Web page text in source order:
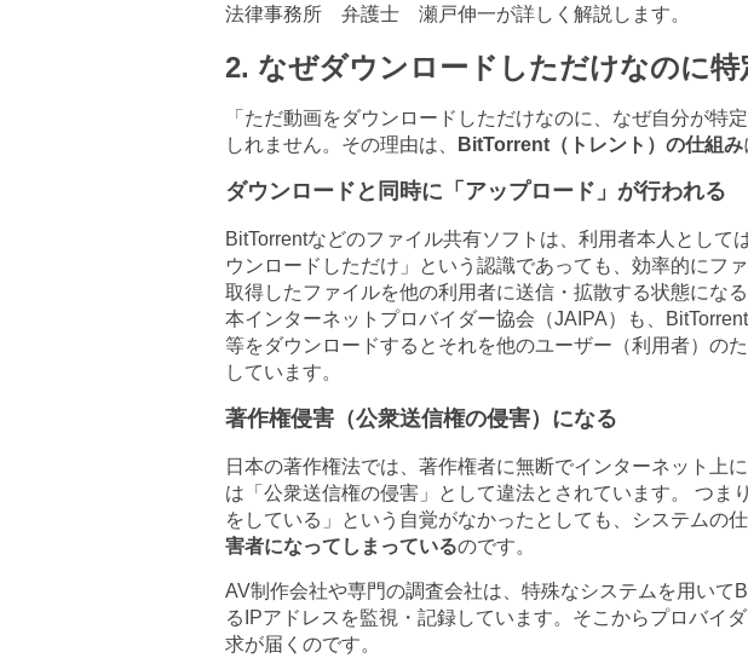
法律事務所 弁護士 瀬戸伸一が詳しく解説します。
2. なぜダウンロードしただけなのに特
「ただ動画をダウンロードしただけなのに、なぜ自分が特
しれません。その理由は、
BitTorrent （トレント）の仕組み
ダウンロードと同時に「アップロード」が行われる
BitTorrentなどのファイル共有ソフトは、利用者本人として
ウンロードしただけ」という認識であっても、効率的にフ
取得したファイルを他の利用者に送信・拡散する状態にな
本インターネットプロバイダー協会（JAIPA）も、 BitTorrent
等をダウンロードするとそれを他のユーザー（利用者）の
しています。
著作権侵害（公衆送信権の侵害）になる
日本の著作権法では、著作権者に無断でインターネット上
は「公衆送信権の侵害」として違法とされています。 つま
をしている」という自覚がなかったとしても、システムの仕
害者になってしまっているのです。
AV制作会社や専門の調査会社は、特殊なシステムを用いて
る IPアドレスを監視・記録しています。そこからプロバイ
求が届くのです。